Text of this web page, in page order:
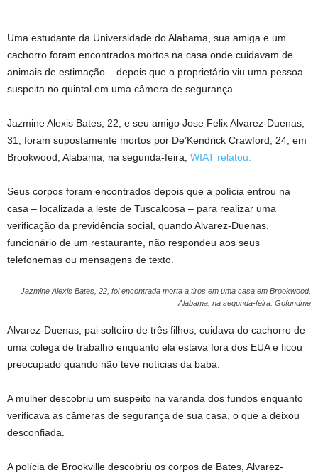
Uma estudante da Universidade do Alabama, sua amiga e um
cachorro foram encontrados mortos na casa onde cuidavam de
animais de estimação – depois que o proprietário viu uma pessoa
suspeita no quintal em uma câmera de segurança.
Jazmine Alexis Bates, 22, e seu amigo Jose Felix Alvarez-Duenas,
31, foram supostamente mortos por De’Kendrick Crawford, 24, em
Brookwood, Alabama, na segunda-feira, WIAT relatou.
Seus corpos foram encontrados depois que a polícia entrou na
casa – localizada a leste de Tuscaloosa – para realizar uma
verificação da previdência social, quando Alvarez-Duenas,
funcionário de um restaurante, não respondeu aos seus
telefonemas ou mensagens de texto.
Jazmine Alexis Bates, 22, foi encontrada morta a tiros em uma casa em Brookwood,
Alabama, na segunda-feira. Gofundme
Alvarez-Duenas, pai solteiro de três filhos, cuidava do cachorro de
uma colega de trabalho enquanto ela estava fora dos EUA e ficou
preocupado quando não teve notícias da babá.
A mulher descobriu um suspeito na varanda dos fundos enquanto
verificava as câmeras de segurança de sua casa, o que a deixou
desconfiada.
A polícia de Brookville descobriu os corpos de Bates, Alvarez-